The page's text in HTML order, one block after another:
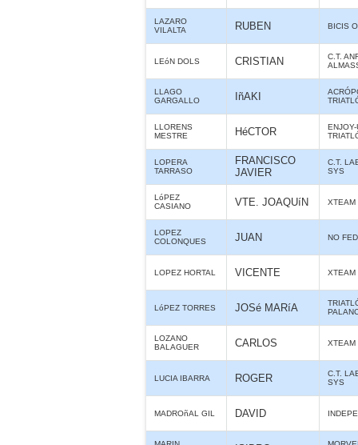
LAZARO
VILALTA
RUBEN BICIS
LEóN DOLS CRISTIAN
C.T.
LLAGO
GARGALLO
IñAKI
LLORENS
MESTRE
HéCTOR
LOPERA
TARRASO
FRANCISCO
JAVIER
C.T.
SYS
LóPEZ
CASIANO
VTE. JOAQUíN XTEAM
LOPEZ
COLONQUES
JUAN NO
LOPEZ HORTAL VICENTE XTEAM
LóPEZ TORRES JOSé MARíA
LOZANO
BALAGUER
CARLOS XTEAM
LUCIA IBARRA ROGER
C.T.
SYS
MADROñAL GIL DAVID